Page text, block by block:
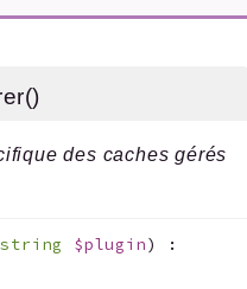
des caches gérés
string $plugin)
: